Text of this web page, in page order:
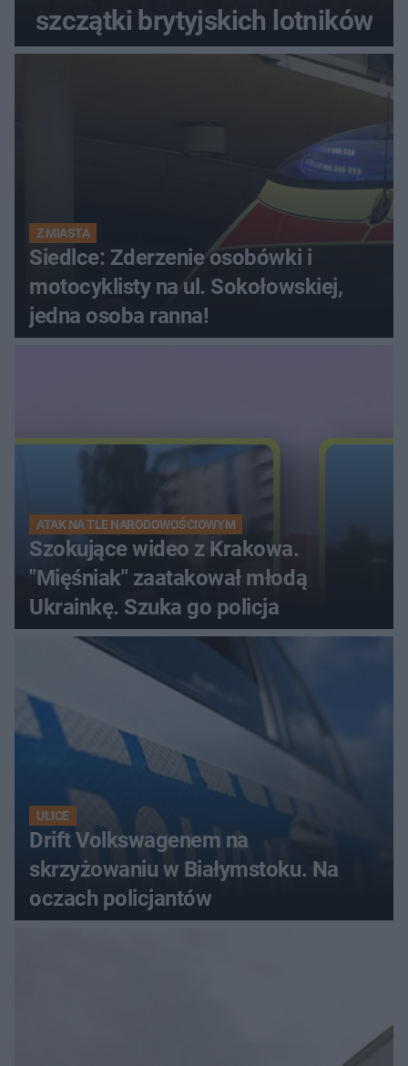
szczątki brytyjskich lotników
Z MIASTA
Siedlce: Zderzenie osobówki i
motocyklisty na ul. Sokołowskiej,
jedna osoba ranna!
ATAK NA TLE NARODOWOŚCIOWYM
Szokujące wideo z Krakowa.
"Mięśniak" zaatakował młodą
Ukrainkę. Szuka go policja
ULICE
Drift Volkswagenem na
skrzyżowaniu w Białymstoku. Na
oczach policjantów